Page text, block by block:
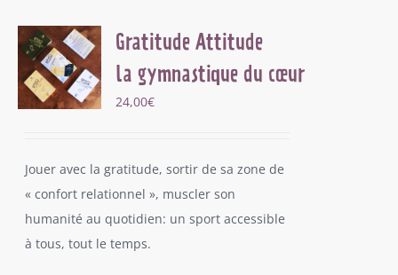
Gratitude Attitude
la gymnastique du cœur
24,00€
Jouer avec la gratitude, sortir de sa zone de
« confort relationnel », muscler son
humanité au quotidien: un sport accessible
à tous, tout le temps.